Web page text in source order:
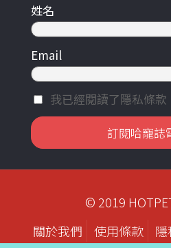
姓名
Email
我已經閱讀了隱私條款
© 2019
關於我們
使用條款